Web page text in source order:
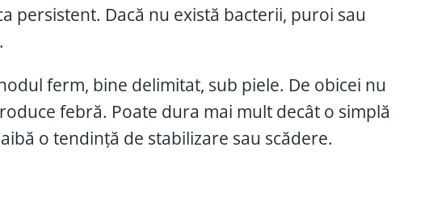
persistent. Dacă nu există bacterii, puroi sau
ferm, bine delimitat, sub piele. De obicei nu
febră. Poate dura mai mult decât o simplă
o tendință de stabilizare sau scădere.